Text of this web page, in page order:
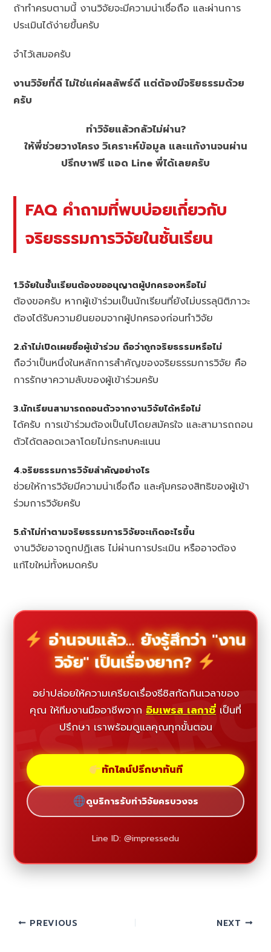
ถ้าทำครบตามนี้ งานวิจัยจะมีความน่าเชื่อถือ และผ่านการ
ประเมินได้ง่ายขึ้นครับ
จำไว้เสมอครับ
งานวิจัยที่ดี ไม่ใช่แค่ผลลัพธ์ดี แต่ต้องมีจริยธรรมด้วย
ครับ
ทำวิจัยแล้วกลัวไม่ผ่าน?
ให้พี่ช่วยวางโครง วิเคราะห์ข้อมูล และแก้งานจนผ่าน
ปรึกษาฟรี แอด Line พี่ได้เลยครับ
FAQ คำถามที่พบบ่อยเกี่ยวกับ
จริยธรรมการวิจัยในชั้นเรียน
1.วิจัยในชั้นเรียนต้องขออนุญาตผู้ปกครองหรือไม่
ต้องขอครับ หากผู้เข้าร่วมเป็นนักเรียนที่ยังไม่บรรลุนิติภาวะ
ต้องได้รับความยินยอมจากผู้ปกครองก่อนทำวิจัย
2.ถ้าไม่เปิดเผยชื่อผู้เข้าร่วม ถือว่าถูกจริยธรรมหรือไม่
ถือว่าเป็นหนึ่งในหลักการสำคัญของจริยธรรมการวิจัย คือ
การรักษาความลับของผู้เข้าร่วมครับ
3.นักเรียนสามารถถอนตัวจากงานวิจัยได้หรือไม่
ได้ครับ การเข้าร่วมต้องเป็นไปโดยสมัครใจ และสามารถถอน
ตัวได้ตลอดเวลาโดยไม่กระทบคะแนน
4.จริยธรรมการวิจัยสำคัญอย่างไร
ช่วยให้การวิจัยมีความน่าเชื่อถือ และคุ้มครองสิทธิของผู้เข้า
ร่วมการวิจัยครับ
5.ถ้าไม่ทำตามจริยธรรมการวิจัยจะเกิดอะไรขึ้น
งานวิจัยอาจถูกปฏิเสธ ไม่ผ่านการประเมิน หรืออาจต้อง
แก้ไขใหม่ทั้งหมดครับ
อ่านจบแล้ว... ยังรู้สึกว่า "งาน
วิจัย" เป็นเรื่องยาก?
อย่าปล่อยให้ความเครียดเรื่องธีซิสกัดกินเวลาของ
คุณ ให้ทีมงานมืออาชีพจาก อิมเพรส เลกาซี่ เป็นที่
ปรึกษา เราพร้อมดูแลคุณทุกขั้นตอน
ทักไลน์ปรึกษาทันที
ดูบริการรับทำวิจัยครบวงจร
Line ID: @impressedu
PREVIOUS NEXT